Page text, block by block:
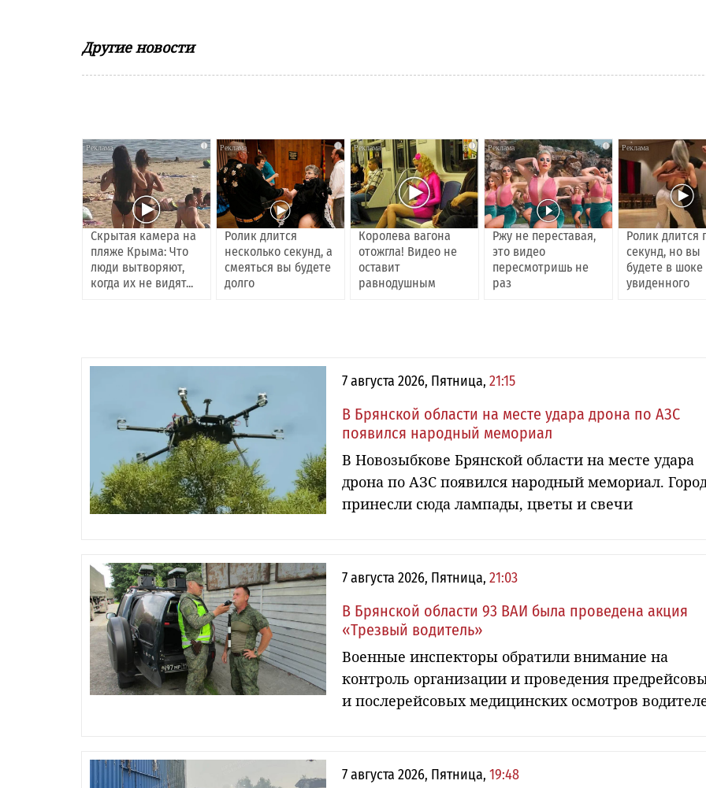
Другие новости
i
Скрытая камера на
пляже Крыма: Что
люди вытворяют,
когда их не видят...
i
Ролик длится
несколько секунд, а
смеяться вы будете
долго
i
Королева вагона
отожгла! Видео не
оставит
равнодушным
i
Ржу не переставая,
это видео
пересмотришь не
раз
Ролик длится
секунд, но вы
будете в шоке
увиденного
7 августа 2026, Пятница, 21:15
В Брянской области на месте удара дрона по АЗС
появился народный мемориал
В Новозыбкове Брянской области на месте удара
дрона по АЗС появился народный мемориал.
принесли сюда лампады, цветы и свечи
7 августа 2026, Пятница, 21:03
В Брянской области 93 ВАИ была проведена акция
«Трезвый водитель»
Военные инспекторы обратили внимание на
контроль организации и проведения
и послерейсовых медицинских осмотров
7 августа 2026, Пятница, 19:48